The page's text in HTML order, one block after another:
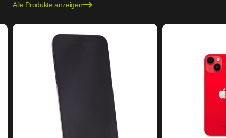
Alle Produkte anzeigen